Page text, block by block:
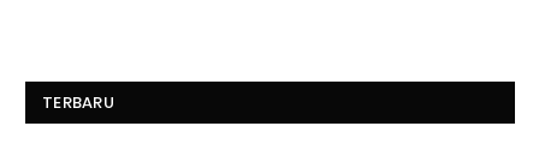
TERBARU